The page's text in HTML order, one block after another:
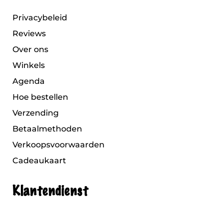
Privacybeleid
Reviews
Over ons
Winkels
Agenda
Hoe bestellen
Verzending
Betaalmethoden
Verkoopsvoorwaarden
Cadeaukaart
Klantendienst